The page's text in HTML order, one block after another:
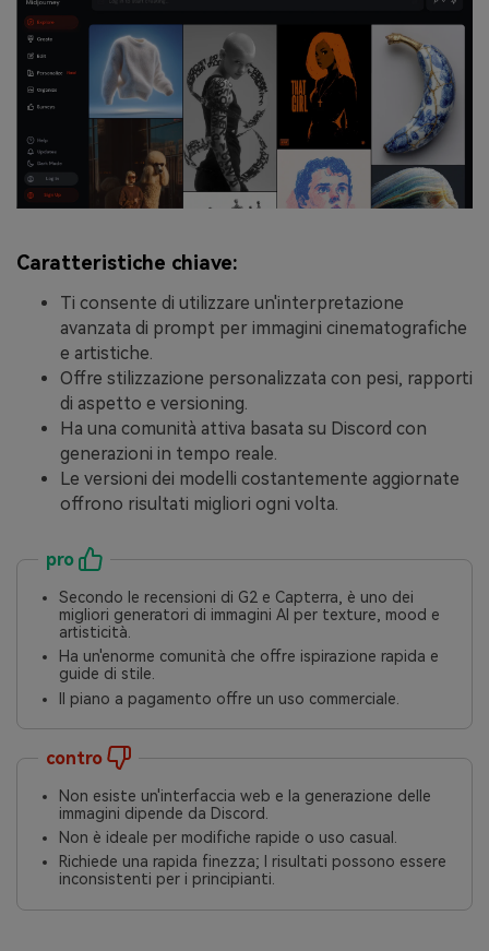
Caratteristiche chiave:
Ti consente di utilizzare un'interpretazione
avanzata di prompt per immagini cinematografiche
e artistiche.
Offre stilizzazione personalizzata con pesi, rapporti
di aspetto e versioning.
Ha una comunità attiva basata su Discord con
generazioni in tempo reale.
Le versioni dei modelli costantemente aggiornate
offrono risultati migliori ogni volta.
pro
Secondo le recensioni di G2 e Capterra, è uno dei
migliori generatori di immagini AI per texture, mood e
artisticità.
Ha un'enorme comunità che offre ispirazione rapida e
guide di stile.
Il piano a pagamento offre un uso commerciale.
contro
Non esiste un'interfaccia web e la generazione delle
immagini dipende da Discord.
Non è ideale per modifiche rapide o uso casual.
Richiede una rapida finezza; I risultati possono essere
inconsistenti per i principianti.